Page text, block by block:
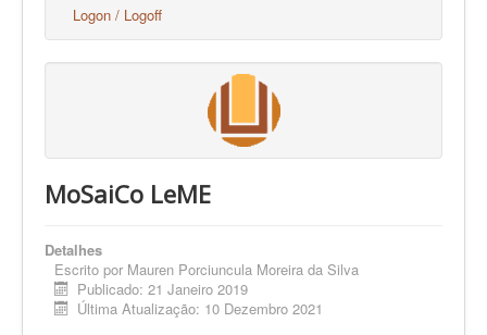
Logon / Logoff
MoSaiCo LeME
Detalhes
Escrito por Mauren Porciuncula Moreira da Silva
Publicado: 21 Janeiro 2019
Última Atualização: 10 Dezembro 2021